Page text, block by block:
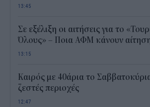
13:45
Σε εξέλιξη οι αιτήσεις για το
Όλους» – Ποια ΑΦΜ κάνουν
13:15
Καιρός με 40άρια το
ζεστές περιοχές
12:47